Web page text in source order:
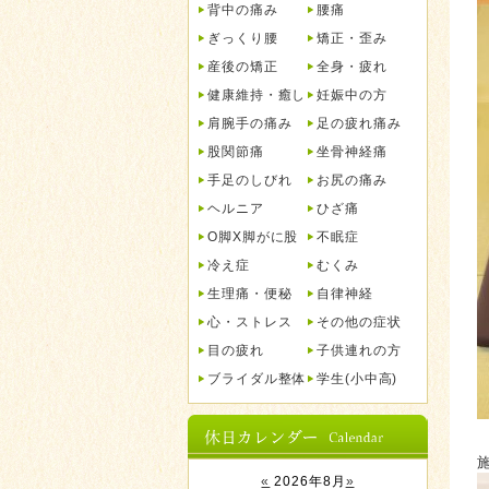
背中の痛み
腰痛
ぎっくり腰
矯正・歪み
産後の矯正
全身・疲れ
健康維持・癒し
妊娠中の方
肩腕手の痛み
足の疲れ痛み
股関節痛
坐骨神経痛
手足のしびれ
お尻の痛み
ヘルニア
ひざ痛
O脚X脚がに股
不眠症
冷え症
むくみ
生理痛・便秘
自律神経
心・ストレス
その他の症状
目の疲れ
子供連れの方
ブライダル整体
学生(小中高)
« 2026年8月 »